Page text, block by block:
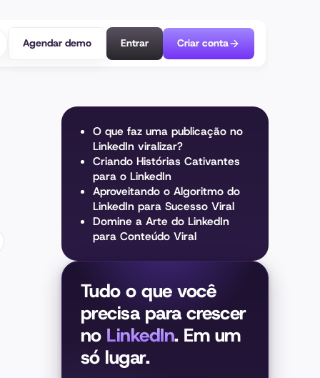
Agendar demo Entrar Criar conta
O que faz uma publicação no
LinkedIn viralizar?
Criando Histórias Cativantes
para o LinkedIn
Aproveitando o Algoritmo do
LinkedIn para Sucesso Viral
Domine a Arte do LinkedIn
para Conteúdo Viral
Tudo o que você
precisa para crescer
no LinkedIn. Em um
só lugar.